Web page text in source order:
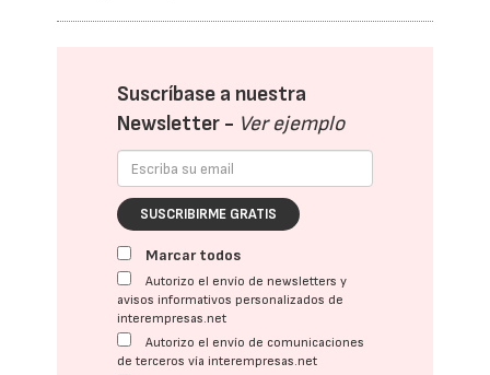
Suscríbase a nuestra
Newsletter - Ver ejemplo
SUSCRIBIRME GRATIS
Marcar todos
Autorizo el envío de newsletters y
avisos informativos personalizados de
interempresas.net
Autorizo el envío de comunicaciones
de terceros vía interempresas.net